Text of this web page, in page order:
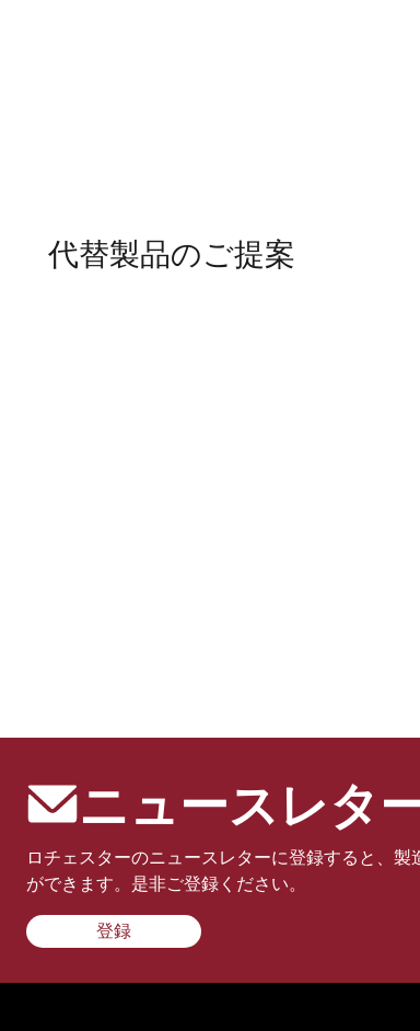
代替製品のご提案
ニュースレタ
ロチェスターのニュースレターに登録すると、
ができます。是非ご登録ください。
登録